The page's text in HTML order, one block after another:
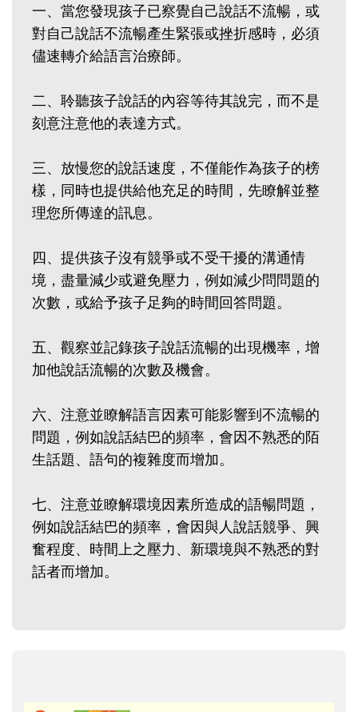
一、當您發現孩子已察覺自己說話不流暢，或
對自己說話不流暢產生緊張或挫折感時，必須
儘速轉介給語言治療師。
二、聆聽孩子說話的內容等待其說完，而不是
刻意注意他的表達方式。
三、放慢您的說話速度，不僅能作為孩子的榜
樣，同時也提供給他充足的時間，先瞭解並整
理您所傳達的訊息。
四、提供孩子沒有競爭或不受干擾的溝通情
境，盡量減少或避免壓力，例如減少問問題的
次數，或給予孩子足夠的時間回答問題。
五、觀察並記錄孩子說話流暢的出現機率，增
加他說話流暢的次數及機會。
六、注意並瞭解語言因素可能影響到不流暢的
問題，例如說話結巴的頻率，會因不熟悉的陌
生話題、語句的複雜度而增加。
七、注意並瞭解環境因素所造成的語暢問題，
例如說話結巴的頻率，會因與人說話競爭、興
奮程度、時間上之壓力、新環境與不熟悉的對
話者而增加。